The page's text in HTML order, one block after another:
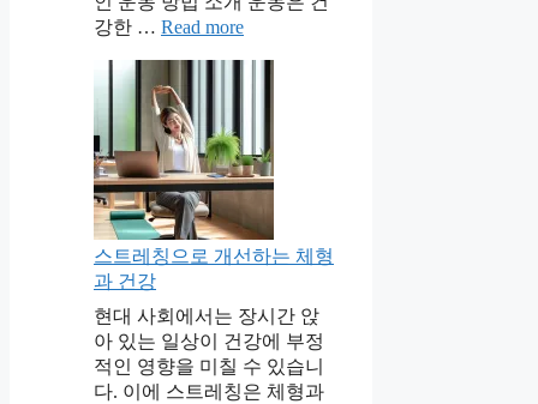
강한 … Read more
스트레칭으로 개선하는 체형
과 건강
현대 사회에서는 장시간 앉
아 있는 일상이 건강에 부정
적인 영향을 미칠 수 있습니
다. 이에 스트레칭은 체형과